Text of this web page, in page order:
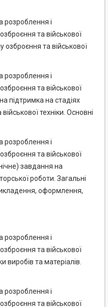
і
та військової
озброєння та військової
і
та військової
підтримка на стадіях
техніки. Основні
і
та військової
завдання на
роботи. Загальні
оформлення,
і
та військової
виробів та матеріалів.
і
та військової